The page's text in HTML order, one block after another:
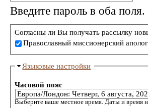
Введите пароль в оба поля.
Согласны ли Вы получать рассылку
Православный миссионерский
Языковые настройки
Часовой пояс
Выберите ваше местное время. Даты и время